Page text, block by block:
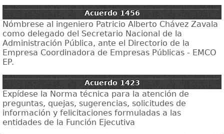
Acuerdo 1456
Nómbrese al ingeniero Patricio Alberto Chávez Zavala
como delegado del Secretario Nacional de la
Administración Pública, ante el Directorio de la
Empresa Coordinadora de Empresas Públicas - EMCO
EP.
Acuerdo 1423
Expídese la Norma técnica para la atención de
preguntas, quejas, sugerencias, solicitudes de
información y felicitaciones formuladas a las
entidades de la Función Ejecutiva